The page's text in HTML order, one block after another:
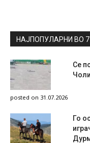
НАЈПОПУЛАРНИ ВО
Се
posted on 31.07.2026
Го